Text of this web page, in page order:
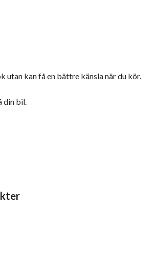
utan kan få en bättre känsla när du kör.
din bil.